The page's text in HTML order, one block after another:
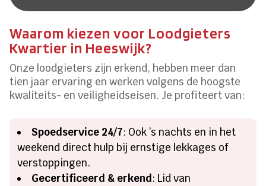
Waarom kiezen voor Loodgieters
Kwartier in Heeswijk?
Onze loodgieters zijn erkend, hebben meer dan
tien jaar ervaring en werken volgens de hoogste
kwaliteits- en veiligheidseisen. Je profiteert van:
Spoedservice 24/7: Ook ’s nachts en in het
weekend direct hulp bij ernstige lekkages of
verstoppingen.
Gecertificeerd & erkend: Lid van